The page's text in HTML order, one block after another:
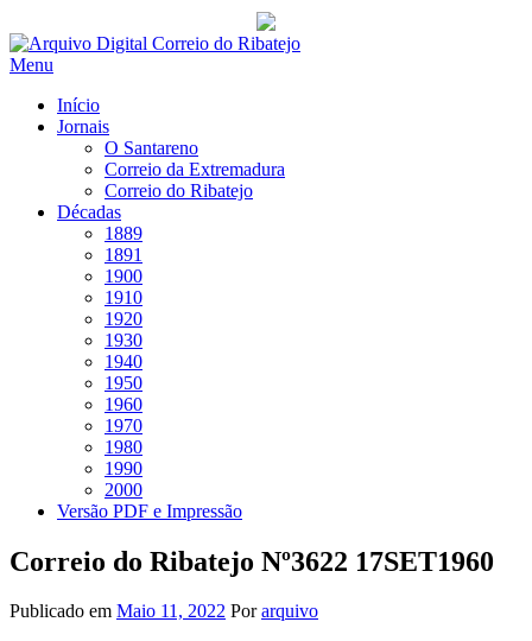
Saltar
para
Menu
Início
Jornais
O Santareno
Correio da Extremadura
Correio do Ribatejo
Décadas
1889
1891
1900
1910
1920
1930
1940
1950
1960
1970
1980
1990
2000
Versão PDF e Impressão
Correio do Ribatejo Nº3622 17SET1960
Publicado em Maio 11, 2022 Porarquivo